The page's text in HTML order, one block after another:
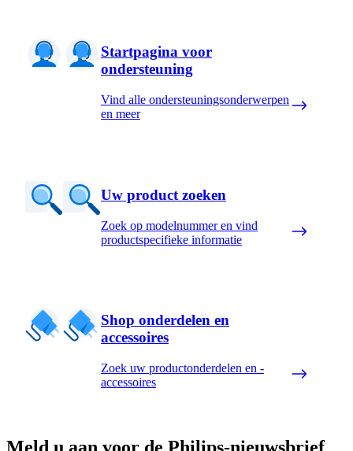
Startpagina voor
ondersteuning
Vind alle ondersteuningsonderwerpen
en meer
Uw product zoeken
Zoek op modelnummer en vind
productspecifieke informatie
Shop onderdelen en
accessoires
Zoek uw productonderdelen en -
accessoires